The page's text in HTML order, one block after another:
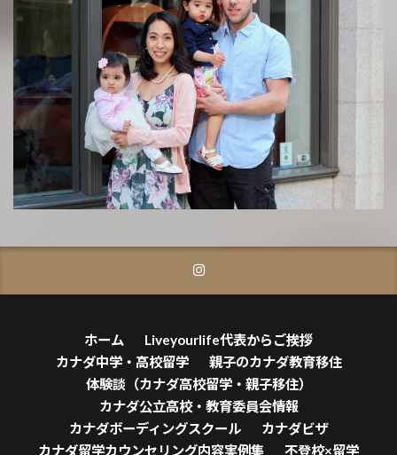
ホーム
Liveyourlife代表からご挨拶
カナダ中学・高校留学
親子のカナダ教育移住
体験談（カナダ高校留学・親子移住）
カナダ公立高校・教育委員会情報
カナダボーディングスクール
カナダビザ
カナダ留学カウンセリング内容実例集
不登校×留学